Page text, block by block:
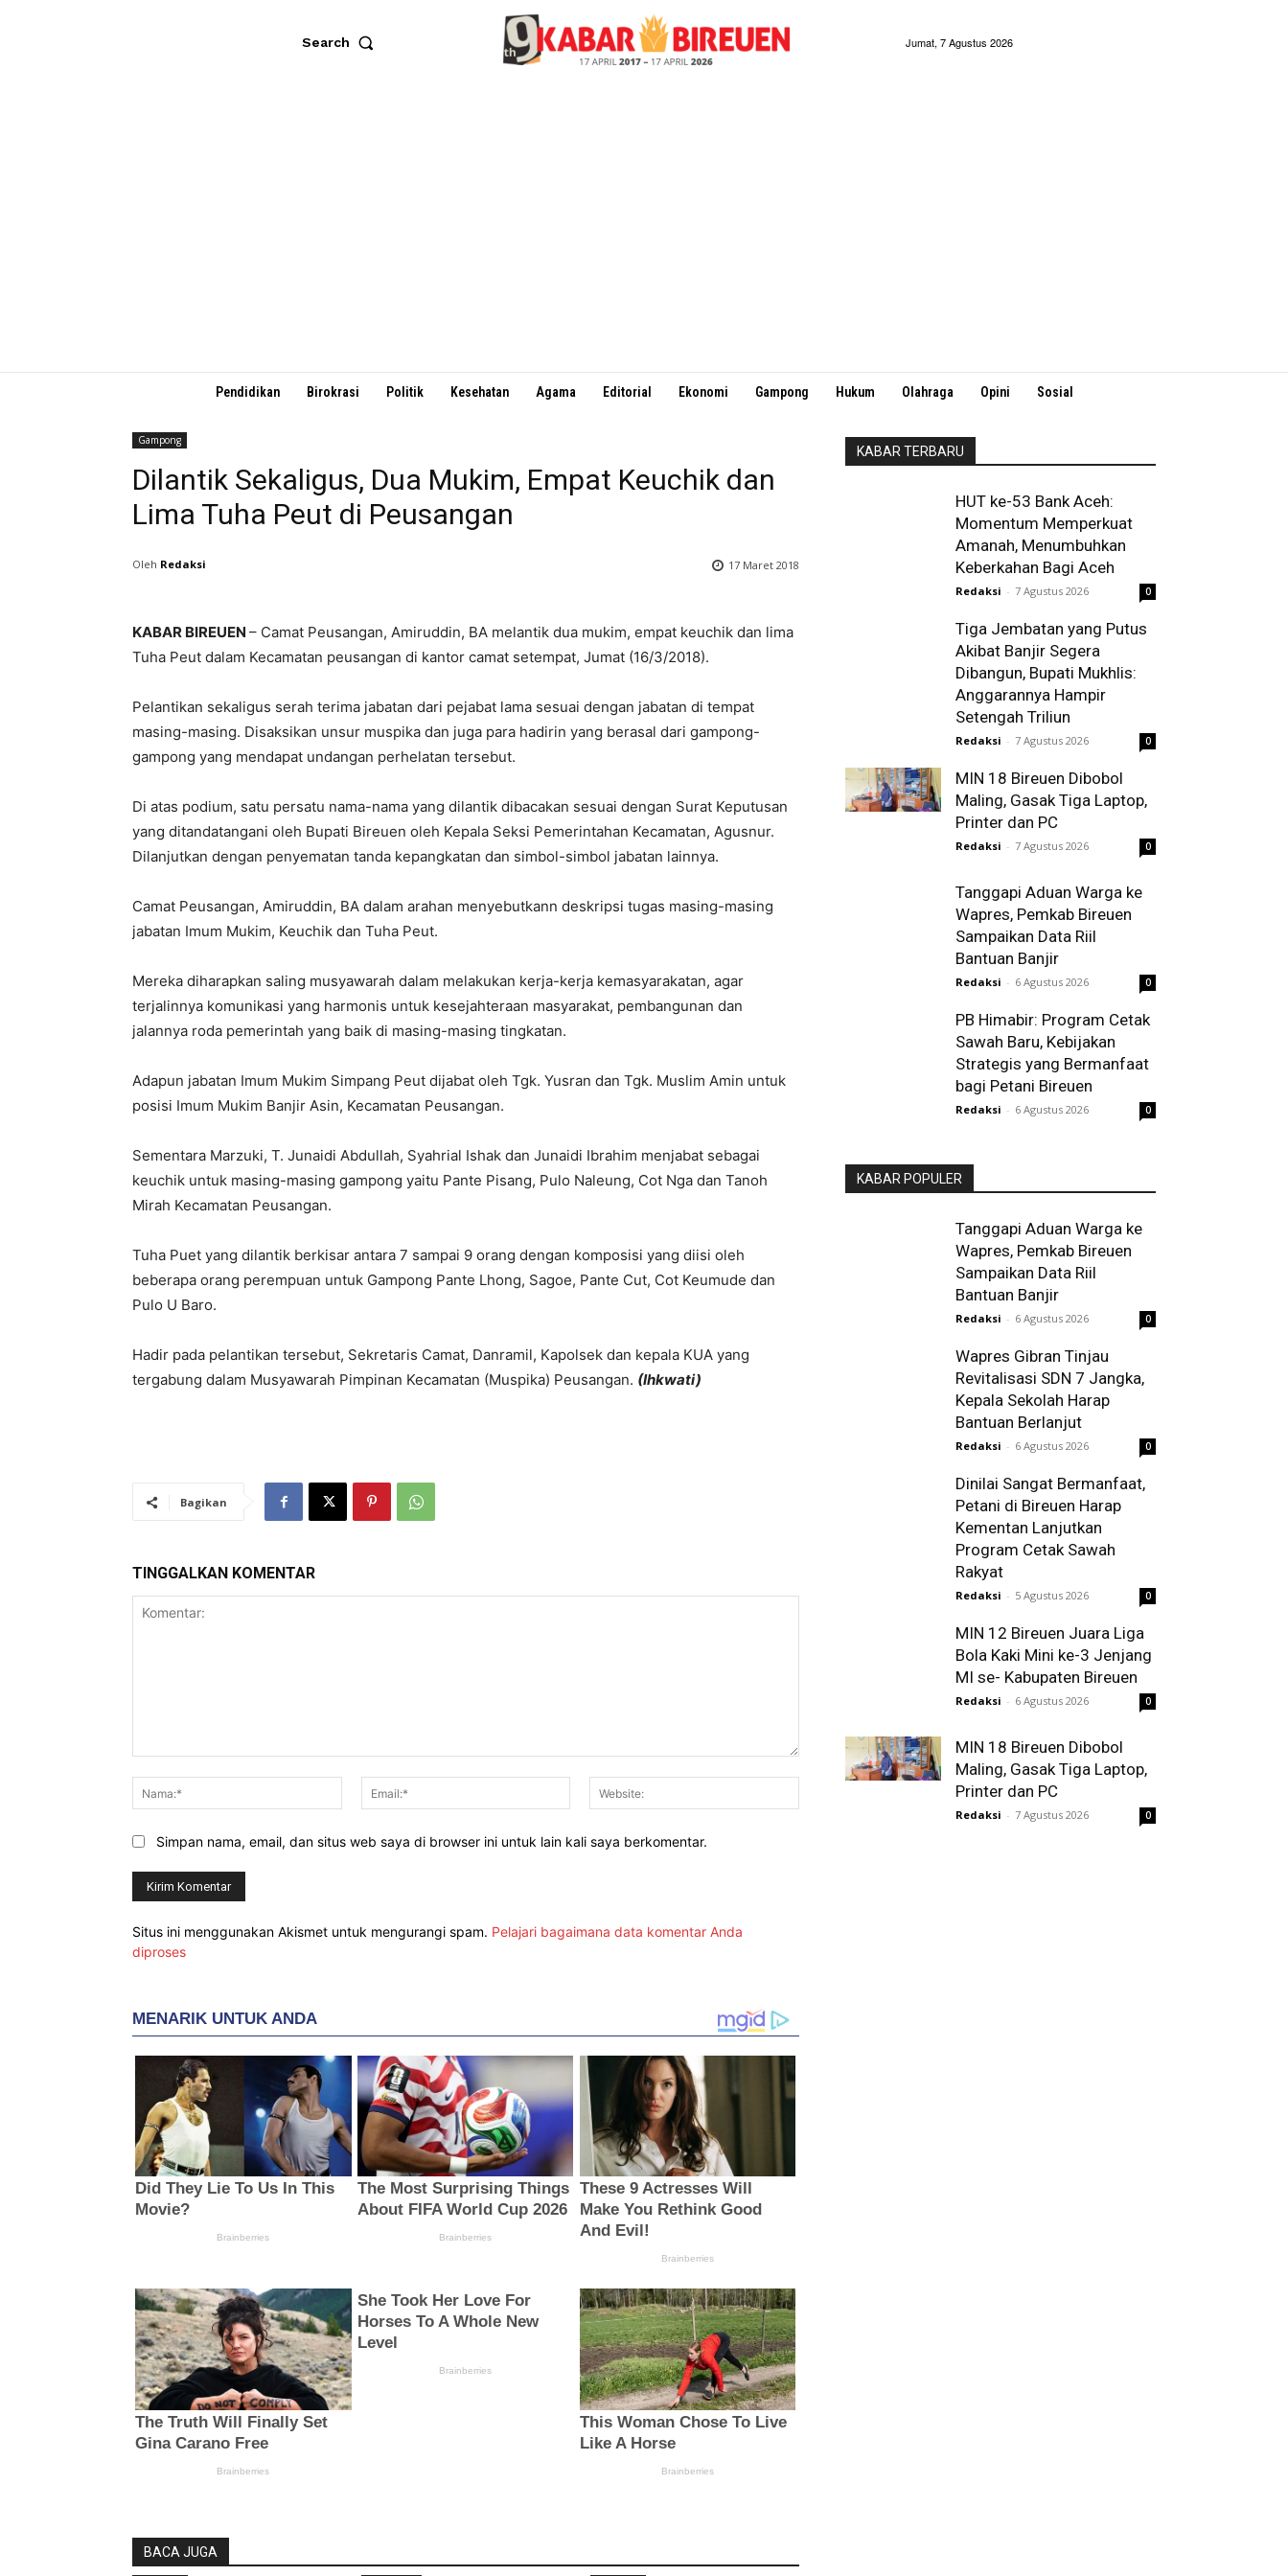
Search Jumat, 7 Agustus 2026
Pendidikan Birokrasi Politik Kesehatan Agama Editorial Ekonomi Gampong Hukum Olahraga Opini Sosial
Gampong
Dilantik Sekaligus, Dua Mukim, Empat Keuchik dan
Lima Tuha Peut di Peusangan
Oleh Redaksi 17 Maret 2018
KABAR BIREUEN – Camat Peusangan, Amiruddin, BA melantik dua mukim, empat keuchik dan lima
Tuha Peut dalam Kecamatan peusangan di kantor camat setempat, Jumat (16/3/2018).
Pelantikan sekaligus serah terima jabatan dari pejabat lama sesuai dengan jabatan di tempat
masing-masing. Disaksikan unsur muspika dan juga para hadirin yang berasal dari gampong-
gampong yang mendapat undangan perhelatan tersebut.
Di atas podium, satu persatu nama-nama yang dilantik dibacakan sesuai dengan Surat Keputusan
yang ditandatangani oleh Bupati Bireuen oleh Kepala Seksi Pemerintahan Kecamatan, Agusnur.
Dilanjutkan dengan penyematan tanda kepangkatan dan simbol-simbol jabatan lainnya.
Camat Peusangan, Amiruddin, BA dalam arahan menyebutkann deskripsi tugas masing-masing
jabatan Imum Mukim, Keuchik dan Tuha Peut.
Mereka diharapkan saling musyawarah dalam melakukan kerja-kerja kemasyarakatan, agar
terjalinnya komunikasi yang harmonis untuk kesejahteraan masyarakat, pembangunan dan
jalannya roda pemerintah yang baik di masing-masing tingkatan.
Adapun jabatan Imum Mukim Simpang Peut dijabat oleh Tgk. Yusran dan Tgk. Muslim Amin untuk
posisi Imum Mukim Banjir Asin, Kecamatan Peusangan.
Sementara Marzuki, T. Junaidi Abdullah, Syahrial Ishak dan Junaidi Ibrahim menjabat sebagai
keuchik untuk masing-masing gampong yaitu Pante Pisang, Pulo Naleung, Cot Nga dan Tanoh
Mirah Kecamatan Peusangan.
Tuha Puet yang dilantik berkisar antara 7 sampai 9 orang dengan komposisi yang diisi oleh
beberapa orang perempuan untuk Gampong Pante Lhong, Sagoe, Pante Cut, Cot Keumude dan
Pulo U Baro.
Hadir pada pelantikan tersebut, Sekretaris Camat, Danramil, Kapolsek dan kepala KUA yang
tergabung dalam Musyawarah Pimpinan Kecamatan (Muspika) Peusangan. (Ihkwati)
Bagikan
TINGGALKAN KOMENTAR
Nama:*
Email:* Website:
Simpan nama, email, dan situs web saya di browser ini untuk lain kali saya berkomentar.
Situs ini menggunakan Akismet untuk mengurangi spam. Pelajari bagaimana data komentar Anda
diproses
BACA JUGA
KABAR TERBARU
HUT ke-53 Bank Aceh:
Momentum Memperkuat
Amanah, Menumbuhkan
Keberkahan Bagi Aceh
Redaksi - 7 Agustus 2026 0
Tiga Jembatan yang Putus
Akibat Banjir Segera
Dibangun, Bupati Mukhlis:
Anggarannya Hampir
Setengah Triliun
Redaksi - 7 Agustus 2026 0
MIN 18 Bireuen Dibobol
Maling, Gasak Tiga Laptop,
Printer dan PC
Redaksi - 7 Agustus 2026 0
Tanggapi Aduan Warga ke
Wapres, Pemkab Bireuen
Sampaikan Data Riil
Bantuan Banjir
Redaksi - 6 Agustus 2026 0
PB Himabir: Program Cetak
Sawah Baru, Kebijakan
Strategis yang Bermanfaat
bagi Petani Bireuen
Redaksi - 6 Agustus 2026 0
KABAR POPULER
Tanggapi Aduan Warga ke
Wapres, Pemkab Bireuen
Sampaikan Data Riil
Bantuan Banjir
Redaksi - 6 Agustus 2026 0
Wapres Gibran Tinjau
Revitalisasi SDN 7 Jangka,
Kepala Sekolah Harap
Bantuan Berlanjut
Redaksi - 6 Agustus 2026 0
Dinilai Sangat Bermanfaat,
Petani di Bireuen Harap
Kementan Lanjutkan
Program Cetak Sawah
Rakyat
Redaksi - 5 Agustus 2026 0
MIN 12 Bireuen Juara Liga
Bola Kaki Mini ke-3 Jenjang
MI se- Kabupaten Bireuen
Redaksi - 6 Agustus 2026 0
MIN 18 Bireuen Dibobol
Maling, Gasak Tiga Laptop,
Printer dan PC
Redaksi - 7 Agustus 2026 0